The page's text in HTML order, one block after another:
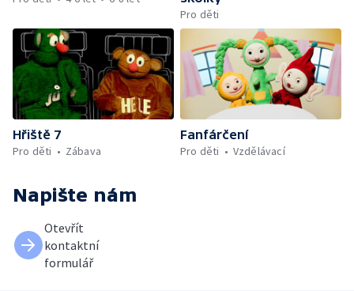
Pro děti
Hřiště 7
Pro děti
Zábava
Fanfárčení
Pro děti
Vzdělávací
Napište nám
Otevřít
kontaktní
formulář